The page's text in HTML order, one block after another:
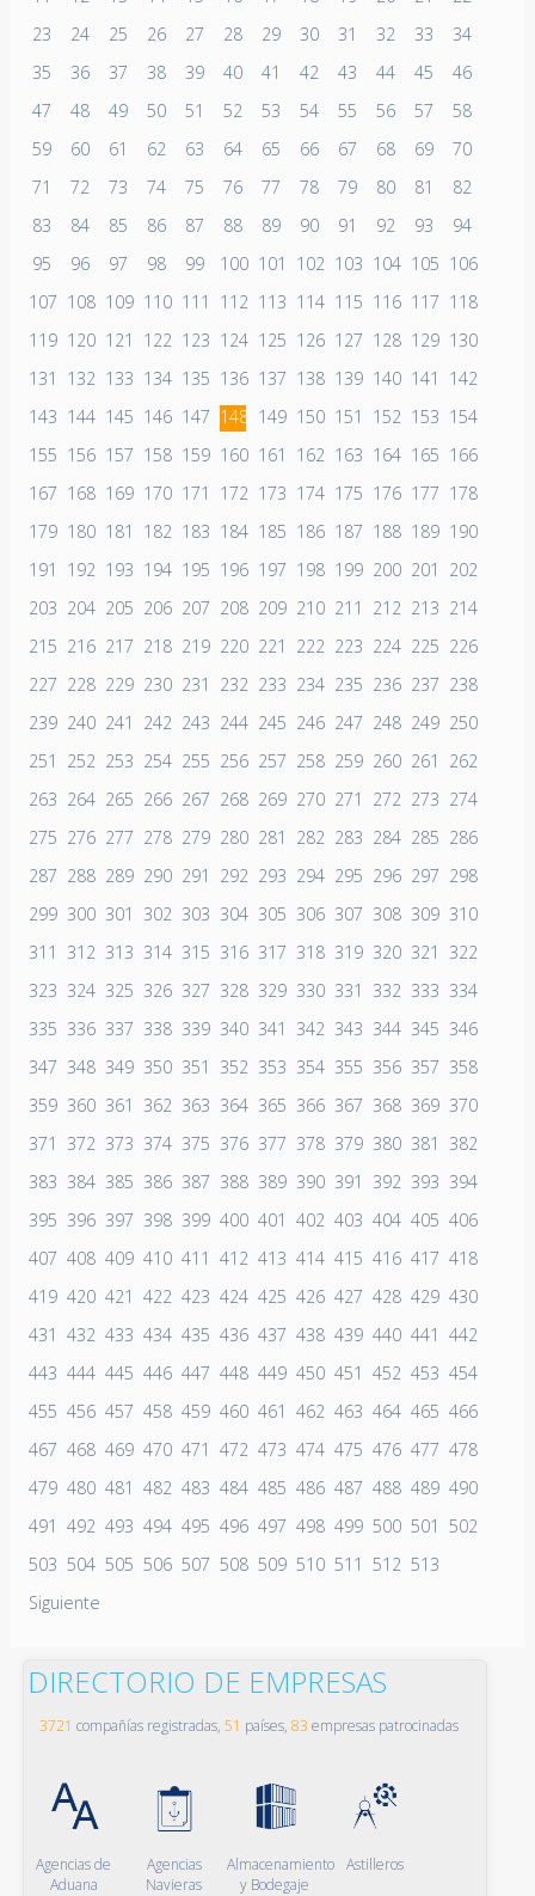
23
24 25 26 27 28 29 30 31 32 33
34
35
36 37 38 39 40 41 42 43 44 45
46
47
48 49 50 51 52 53 54 55 56 57
58
59
60 61 62 63 64 65 66 67 68 69
70
71
72 73 74 75 76 77 78 79 80 81
82
83
84 85 86 87 88 89 90 91 92 93
94
95
96 97 98 99 100 101 102 103 104 105 106
107 108 109 110 111 112 113 114 115 116 117 118
119 120 121 122 123 124 125 126 127 128 129 130
131
132 133 134 135 136 137 138 139 140 141
142
143 144 145 146 147 148 149 150 151 152 153 154
155 156 157 158 159 160 161 162 163 164 165 166
167 168 169 170 171 172 173 174 175 176 177 178
179 180 181 182 183 184 185 186 187 188 189 190
191
192 193 194 195 196 197 198 199 200 201
202
203 204 205 206 207 208 209 210 211 212 213 214
215 216 217 218 219 220 221 222 223 224 225 226
227 228 229 230 231 232 233 234 235 236 237 238
239 240 241 242 243 244 245 246 247 248 249 250
251
252 253 254 255 256 257 258 259 260 261
262
263 264 265 266 267 268 269 270 271 272 273 274
275 276 277 278 279 280 281 282 283 284 285 286
287 288 289 290 291 292 293 294 295 296 297 298
299 300 301 302 303 304 305 306 307 308 309 310
311
312 313 314 315 316 317 318 319 320 321
322
323 324 325 326 327 328 329 330 331 332 333 334
335 336 337 338 339 340 341 342 343 344 345 346
347 348 349 350 351 352 353 354 355 356 357 358
359 360 361 362 363 364 365 366 367 368 369 370
371
372 373 374 375 376 377 378 379 380 381
382
383 384 385 386 387 388 389 390 391 392 393 394
395 396 397 398 399 400 401 402 403 404 405 406
407 408 409 410 411 412 413 414 415 416 417 418
419 420 421 422 423 424 425 426 427 428 429 430
431 432 433 434 435 436 437 438 439 440 441 442
443 444 445 446 447 448 449 450 451 452 453 454
455 456 457 458 459 460 461 462 463 464 465 466
467 468 469 470 471 472 473 474 475 476 477 478
479 480 481 482 483 484 485 486 487 488 489 490
491 492 493 494 495 496 497 498 499 500 501 502
503 504 505 506 507 508 509 510 511 512 513
Siguiente
DIRECTORIO DE EMPRESAS
3721 compañías registradas, 51 países, 83 empresas patrocinadas
Agencias de
Aduana
Agencias
Navieras
Almacenamiento
y Bodegaje
Astilleros